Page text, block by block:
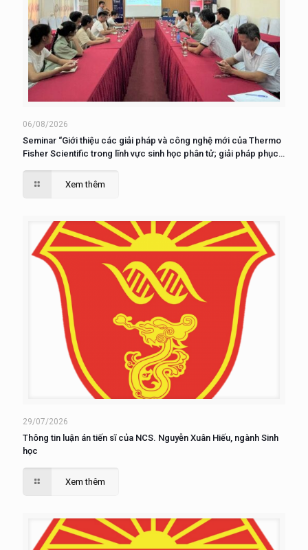
06/08/2026
Seminar “Giới thiệu các giải pháp và công nghệ mới của Thermo
Fisher Scientific trong lĩnh vực sinh học phân tử; giải pháp phục
Xem thêm
29/07/2026
Thông tin luận án tiến sĩ của NCS. Nguyễn Xuân Hiếu, ngành Sinh
học
Xem thêm